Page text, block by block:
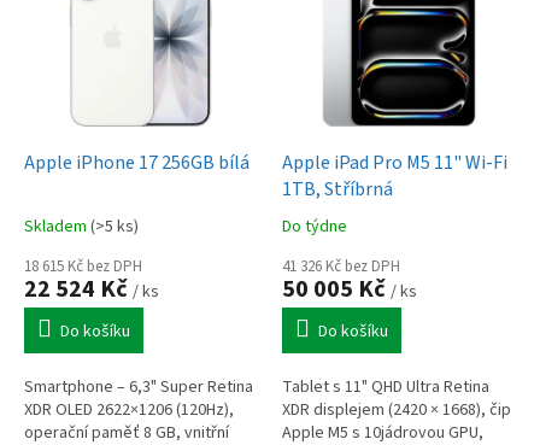
Apple iPhone 17 256GB bílá
Skladem (>5 ks)
18 615 Kč bez DPH
22 524 Kč / ks
Do košíku
Smartphone – 6,3" Super Retina
XDR OLED 2622×1206 (120Hz),
operační paměť 8 GB, vnitřní
Apple iPad Pro M5 11" Wi-Fi
1TB, Stříbrná
Do týdne
41 326 Kč bez DPH
50 005 Kč / ks
Do košíku
Tablet s 11" QHD Ultra Retina
XDR displejem (2420 × 1668), čip
Apple M5 s 10jádrovou GPU,